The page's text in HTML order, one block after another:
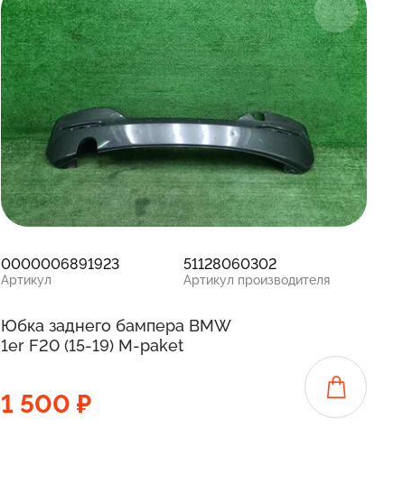
0000006891923
Артикул
51128060302
Артикул производителя
Юбка заднего бампера BMW
1er F20 (15-19) M-paket
1 500 ₽